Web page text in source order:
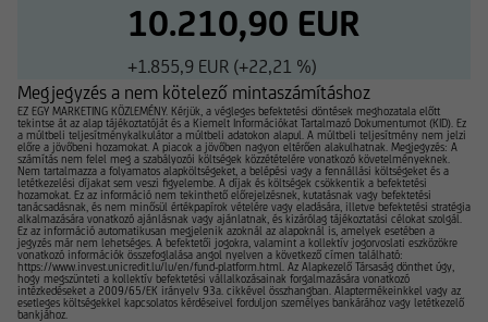
10.210,90 EUR
+1.855,9 EUR (+22,21 %)
Megjegyzés a nem kötelező mintaszámításhoz
EZ EGY MARKETING KÖZLEMÉNY. Kérjük, a végleges befektetési döntések meghozatala előtt
tekintse át az alap tájékoztatóját és a Kiemelt Információkat Tartalmazó Dokumentumot (KID). Ez
a múltbeli teljesítménykalkulátor a múltbeli adatokon alapul. A múltbeli teljesítmény nem jelzi
előre a jövőbeni hozamokat. A piacok a jövőben nagyon eltérően alakulhatnak. Megjegyzés: A
számítás nem felel meg a szabályozói költségek közzétételére vonatkozó követelményeknek.
Nem tartalmazza a folyamatos alapköltségeket, a belépési vagy a fennállási költségeket és a
letétkezelési díjakat sem veszi figyelembe. A díjak és költségek csökkentik a befektetési
hozamokat. Ez az információ nem tekinthető előrejelzésnek, kutatásnak vagy befektetési
tanácsadásnak, és nem minősül értékpapírok vételére vagy eladására, illetve befektetési stratégia
alkalmazására vonatkozó ajánlásnak vagy ajánlatnak, és kizárólag tájékoztatási célokat szolgál.
Ez az információ automatikusan megjelenik azoknál az alapoknál is, amelyek esetében a
jegyzés már nem lehetséges. A befektetői jogokra, valamint a kollektív jogorvoslati eszközökre
vonatkozó információk összefoglalása angol nyelven a következő címen található:
https://www.invest.unicredit.lu/lu/en/fund-platform.html. Az Alapkezelő Társaság dönthet úgy,
hogy megszünteti a kollektív befektetési vállalkozásainak forgalmazására vonatkozó
intézkedéseket a 2009/65/EK irányelv 93a. cikkével összhangban. Alaptermékeinkkel vagy az
esetleges költségekkel kapcsolatos kérdéseivel forduljon személyes bankárához vagy letétkezelő
bankjához.